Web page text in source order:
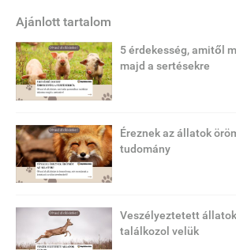
Ajánlott tartalom
5 érdekesség, amitől
majd a sertésekre
Éreznek az állatok
tudomány
Veszélyeztetett
találkozol velük